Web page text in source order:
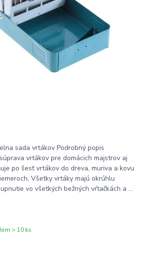
sada vrtákov Podrobný popis
vrtákov pre domácich majstrov aj
po šesť vrtákov do dreva, muriva a kovu
Všetky vrtáky majú okrúhlu
vo všetkých bežných vŕtačkách a ...
> 10 ks